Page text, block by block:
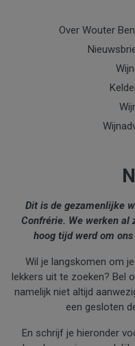
Over Wouter
Dit is de gezamenlijke
Confrérie. We werken al
hoog tijd werd om
Wil je langskomen om
lekkers uit te zoeken? Bel
namelijk niet altijd
een gesloten
En schrijf je hieronder